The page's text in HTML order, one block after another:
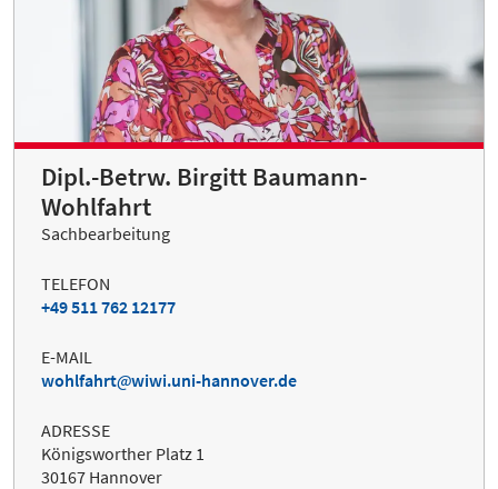
Dipl.-Betrw. Birgitt Baumann-
Wohlfahrt
Sachbearbeitung
TELEFON
+49 511 762 12177
E-MAIL
wohlfahrt
wiwi.uni-hannover.de
ADRESSE
Königsworther Platz 1
30167 Hannover